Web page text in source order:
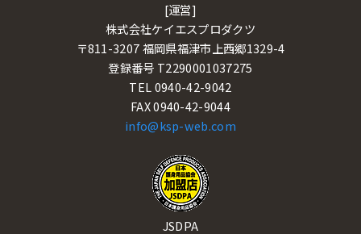
[運営]
株式会社ケイエスプロダクツ
〒811-3207 福岡県福津市上西郷1329-4
登録番号 T2290001037275
TEL 0940-42-9042
FAX 0940-42-9044
info@ksp-web.com
JSDPA